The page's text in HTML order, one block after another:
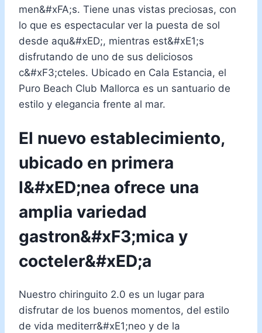
men&#xFA;s. Tiene unas vistas preciosas, con
lo que es espectacular ver la puesta de sol
desde aqu&#xED;, mientras est&#xE1;s
disfrutando de uno de sus deliciosos
c&#xF3;cteles. Ubicado en Cala Estancia, el
Puro Beach Club Mallorca es un santuario de
estilo y elegancia frente al mar.
El nuevo establecimiento,
ubicado en primera
l&#xED;nea ofrece una
amplia variedad
gastron&#xF3;mica y
cocteler&#xED;a
Nuestro chiringuito 2.0 es un lugar para
disfrutar de los buenos momentos, del estilo
de vida mediterr&#xE1;neo y de la